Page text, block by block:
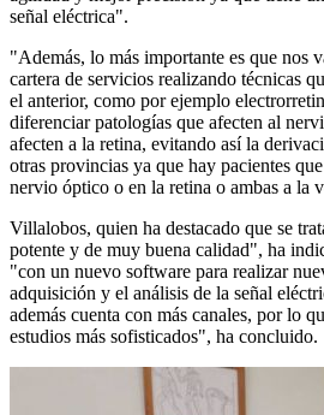
señal eléctrica".
"Además, lo más importante es que nos
cartera de servicios realizando técnicas
el anterior, como por ejemplo
diferenciar patologías que afecten al
afecten a la retina, evitando así la
otras provincias ya que hay pacientes
nervio óptico o en la retina o ambas a la
Villalobos, quien ha destacado que se
potente y de muy buena calidad", ha
"con un nuevo software para realizar
adquisición y el análisis de la señal
además cuenta con más canales, por lo
estudios más sofisticados", ha concluido.